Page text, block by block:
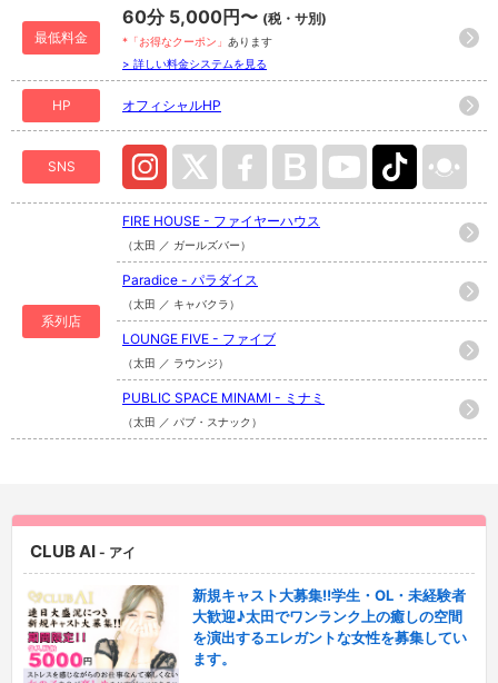
最低料金
60分 5,000円〜 (税・サ別)
*「お得なクーポン」 あります
> 詳しい料金システムを見る
HP オフィシャルHP
SNS
系列店
FIRE HOUSE - ファイヤーハウス
（太田 ／ ガールズバー）
Paradice - パラダイス
（太田 ／ キャバクラ）
LOUNGE FIVE - ファイブ
（太田 ／ ラウンジ）
PUBLIC SPACE MINAMI - ミナミ
（太田 ／ パブ・スナック）
CLUB AI - アイ
新規キャスト大募集!!学生・OL・未経験者
大歓迎♪太田でワンランク上の癒しの空間
を演出するエレガントな女性を募集してい
ます。